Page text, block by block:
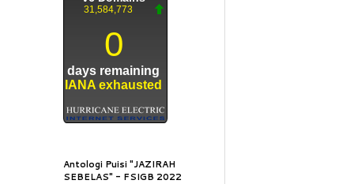
Antologi Puisi "JAZIRAH
SEBELAS" - FSIGB 2022